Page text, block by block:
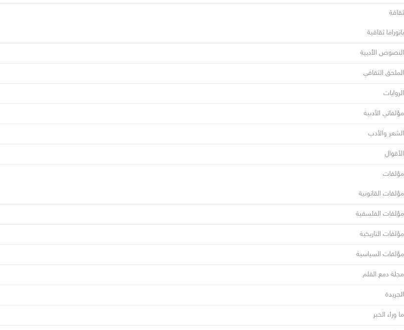
ثقافة
بانوراما ثقافية
النصوص الأدبية
الملحق الثقافي
الروايات
مؤلفاتي الأدبية
الشعر والأدب
الأقوال
مؤلفات
مؤلفات القانونية
مؤلفات الفلسفية
مؤلفات التاريخية
مؤلفات السياسية
مجلة دمع القلم
الجريدة
ما وراء الخبر